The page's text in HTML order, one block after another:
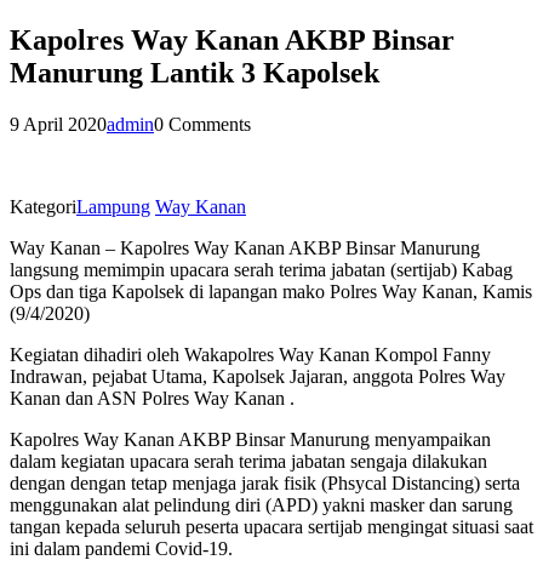
Kapolres Way Kanan AKBP Binsar
Manurung Lantik 3 Kapolsek
9 April 2020admin0 Comments
KategoriLampung Way Kanan
Way Kanan – Kapolres Way Kanan AKBP Binsar Manurung
langsung memimpin upacara serah terima jabatan (sertijab) Kabag
Ops dan tiga Kapolsek di lapangan mako Polres Way Kanan, Kamis
(9/4/2020)
Kegiatan dihadiri oleh Wakapolres Way Kanan Kompol Fanny
Indrawan, pejabat Utama, Kapolsek Jajaran, anggota Polres Way
Kanan dan ASN Polres Way Kanan .
Kapolres Way Kanan AKBP Binsar Manurung menyampaikan
dalam kegiatan upacara serah terima jabatan sengaja dilakukan
dengan dengan tetap menjaga jarak fisik (Phsycal Distancing) serta
menggunakan alat pelindung diri (APD) yakni masker dan sarung
tangan kepada seluruh peserta upacara sertijab mengingat situasi saat
ini dalam pandemi Covid-19.